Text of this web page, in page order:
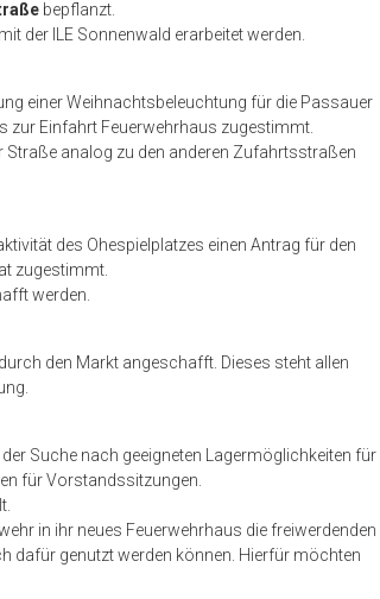
bepflanzt.
der ILE Sonnenwald erarbeitet werden.
einer Weihnachtsbeleuchtung für die Passauer
zur Einfahrt Feuerwehrhaus zugestimmt.
Straße analog zu den anderen Zufahrtsstraßen
des Ohespielplatzes einen Antrag für den
zugestimmt.
werden.
den Markt angeschafft. Dieses steht allen
Suche nach geeigneten Lagermöglichkeiten für
für Vorstandssitzungen.
in ihr neues Feuerwehrhaus die freiwerdenden
dafür genutzt werden können. Hierfür möchten